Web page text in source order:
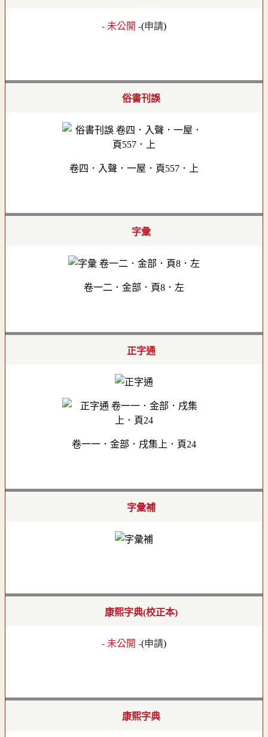
- 未公開 -(申請)
俗書刊誤
卷四．入聲．一屋．頁557．上
字彙
卷一二．金部．頁8．左
正字通
卷一一．金部．戌集上．頁24
字彙補
康熙字典(校正本)
- 未公開 -(申請)
康熙字典